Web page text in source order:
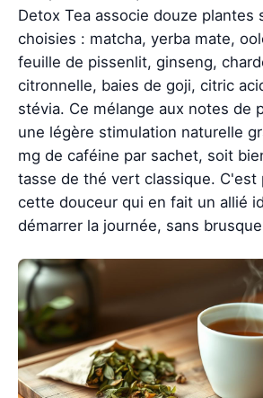
Detox Tea associe douze plantes
choisies : matcha, yerba mate,
feuille de pissenlit, ginseng,
citronnelle, baies de goji, citric
stévia. Ce mélange aux notes de
une légère stimulation naturelle
mg de caféine par sachet, soit
tasse de thé vert classique. C'est
cette douceur qui en fait un allié
démarrer la journée, sans